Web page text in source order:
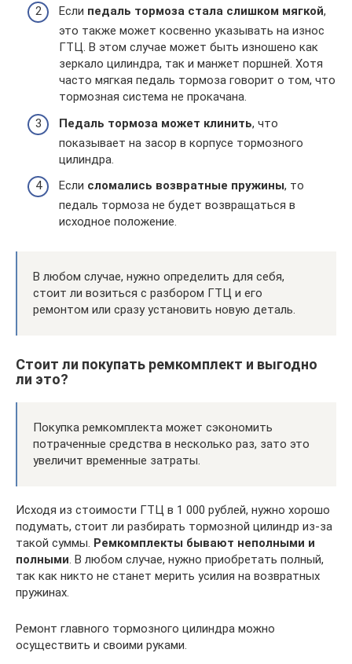
Если педаль тормоза стала слишком мягкой,
это также может косвенно указывать на износ
ГТЦ. В этом случае может быть изношено как
зеркало цилиндра, так и манжет поршней. Хотя
часто мягкая педаль тормоза говорит о том, что
тормозная система не прокачана.
Педаль тормоза может клинить, что
показывает на засор в корпусе тормозного
цилиндра.
Если сломались возвратные пружины, то
педаль тормоза не будет возвращаться в
исходное положение.
В любом случае, нужно определить для себя,
стоит ли возиться с разбором ГТЦ и его
ремонтом или сразу установить новую деталь.
Стоит ли покупать ремкомплект и выгодно
ли это?
Покупка ремкомплекта может сэкономить
потраченные средства в несколько раз, зато это
увеличит временные затраты.
Исходя из стоимости ГТЦ в 1 000 рублей, нужно хорошо
подумать, стоит ли разбирать тормозной цилиндр из-за
такой суммы. Ремкомплекты бывают неполными и
полными. В любом случае, нужно приобретать полный,
так как никто не станет мерить усилия на возвратных
пружинах.
Ремонт главного тормозного цилиндра можно
осуществить и своими руками.